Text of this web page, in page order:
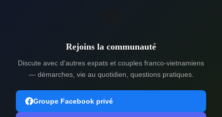
Rejoins la communauté
Discute avec d'autres expats et couples franco-vietnamiens
— démarches, vie au quotidien, questions pratiques.
Groupe Facebook privé